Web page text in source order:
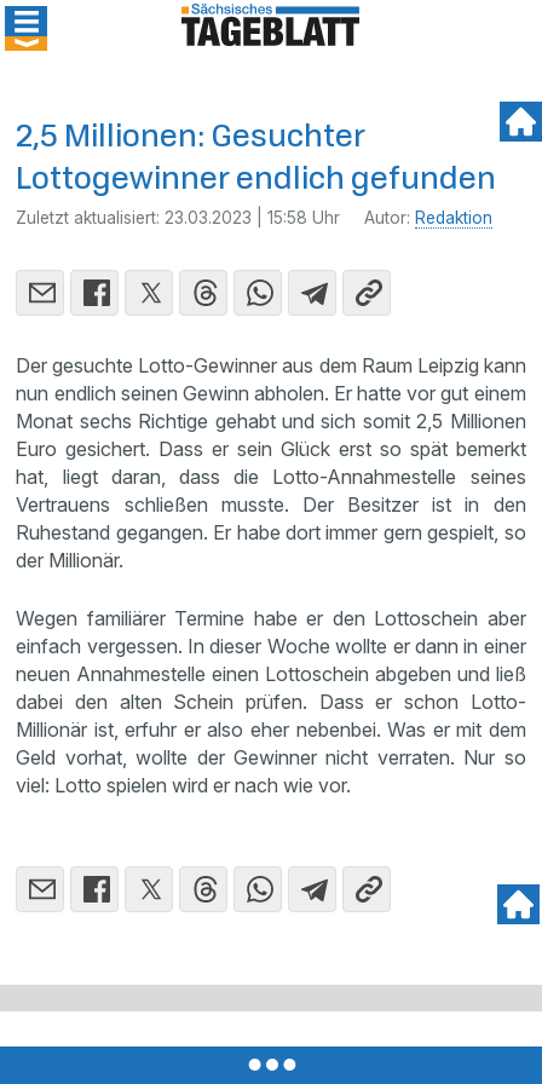
2,5 Millionen: Gesuchter
Lottogewinner endlich gefunden
Zuletzt aktualisiert: 23.03.2023 | 15:58 Uhr Autor: Redaktion
Der gesuchte Lotto-Gewinner aus dem Raum Leipzig kann
nun endlich seinen Gewinn abholen. Er hatte vor gut einem
Monat sechs Richtige gehabt und sich somit 2,5 Millionen
Euro gesichert. Dass er sein Glück erst so spät bemerkt
hat, liegt daran, dass die Lotto-Annahmestelle seines
Vertrauens schließen musste. Der Besitzer ist in den
Ruhestand gegangen. Er habe dort immer gern gespielt, so
der Millionär.
Wegen familiärer Termine habe er den Lottoschein aber
einfach vergessen. In dieser Woche wollte er dann in einer
neuen Annahmestelle einen Lottoschein abgeben und ließ
dabei den alten Schein prüfen. Dass er schon Lotto-
Millionär ist, erfuhr er also eher nebenbei. Was er mit dem
Geld vorhat, wollte der Gewinner nicht verraten. Nur so
viel: Lotto spielen wird er nach wie vor.